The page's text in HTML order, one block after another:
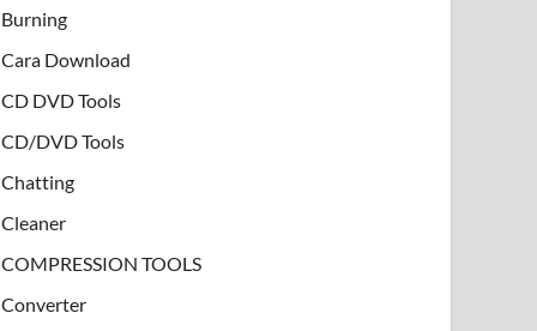
Burning
Cara Download
CD DVD Tools
CD/DVD Tools
Chatting
Cleaner
COMPRESSION TOOLS
Converter